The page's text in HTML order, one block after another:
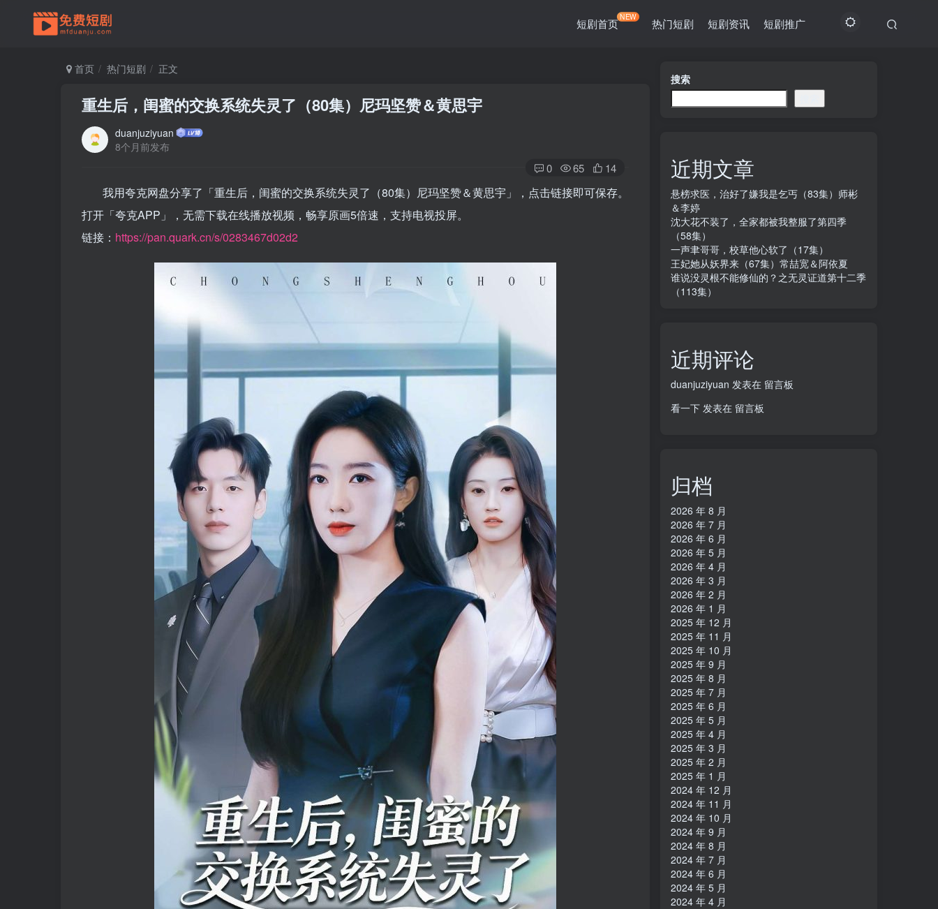
短剧首页NEW 热门短剧 短剧资讯 短剧推广
首页 热门短剧 正文
重生后，闺蜜的交换系统失灵了（80集）尼玛坚赞＆黄思宇
duanjuziyuan
8个月前发布
0 65 14
我用夸克网盘分享了「重生后，闺蜜的交换系统失灵了（80集）尼玛坚赞＆黄思宇」，点击链接即可保存。
打开「夸克APP」，无需下载在线播放视频，畅享原画5倍速，支持电视投屏。
链接： https://pan.quark.cn/s/0283467d02d2
搜索
近期文章
悬榜求医，治好了嫌我是乞丐（83集）师彬
＆李婷
沈大花不装了，全家都被我整服了第四季
（58集）
一声聿哥哥，校草他心软了（17集）
王妃她从妖界来（67集）常喆宽＆阿依夏
谁说没灵根不能修仙的？之无灵证道第十二季
（113集）
近期评论
duanjuziyuan 发表在 留言板
看一下 发表在 留言板
归档
2026 年 8 月
2026 年 7 月
2026 年 6 月
2026 年 5 月
2026 年 4 月
2026 年 3 月
2026 年 2 月
2026 年 1 月
2025 年 12 月
2025 年 11 月
2025 年 10 月
2025 年 9 月
2025 年 8 月
2025 年 7 月
2025 年 6 月
2025 年 5 月
2025 年 4 月
2025 年 3 月
2025 年 2 月
2025 年 1 月
2024 年 12 月
2024 年 11 月
2024 年 10 月
2024 年 9 月
2024 年 8 月
2024 年 7 月
2024 年 6 月
2024 年 5 月
2024 年 4 月